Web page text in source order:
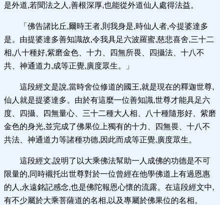
是外道,若聞法之人,善根深厚,也能從外道仙人處得法益。
「佛告諸比丘,爾時王者,則我身是,時仙人者,今提婆達多
是。由提婆達多善知識故,令我具足六波羅蜜,慈悲喜舍,三十二
相,八十種好,紫磨金色、十力、四無所畏、四攝法、十八不
共、神通道力,成等正覺,廣度眾生。」
這段經文是說,當時舍位修道的國王,就是現在的釋迦世尊,
仙人就是提婆達多。由於有這麼一位善知識,世尊才能具足六
度、四攝、四無量心、三十二種大人相、八十種隨形好、紫磨
金色的身光,並完成了佛果位上獨有的十力、四無畏、十八不
共法、神通道力等諸種功德,因此而成等正覺,廣度眾生。
這段經文,說明了以大乘佛法幫助一人成佛的功德是不可
限量的,同時襯托出世尊對於一位曾經在他學佛道上有過恩惠
的人,永遠銘記感念,也是佛陀報恩心懷的流露。在這段經文中,
有不少屬於大乘菩薩道的名相,以及專屬於佛果位的名相。